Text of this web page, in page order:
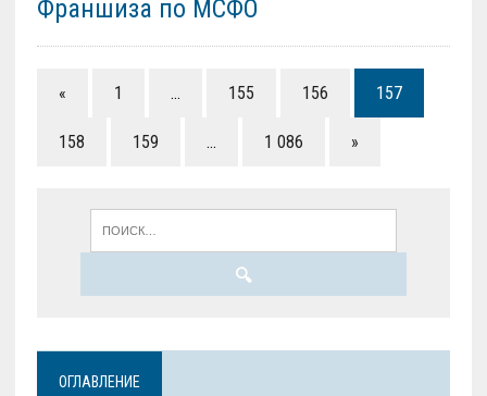
Франшиза по МСФО
« 1 … 155 156 157
158 159 … 1 086 »
ОГЛАВЛЕНИЕ